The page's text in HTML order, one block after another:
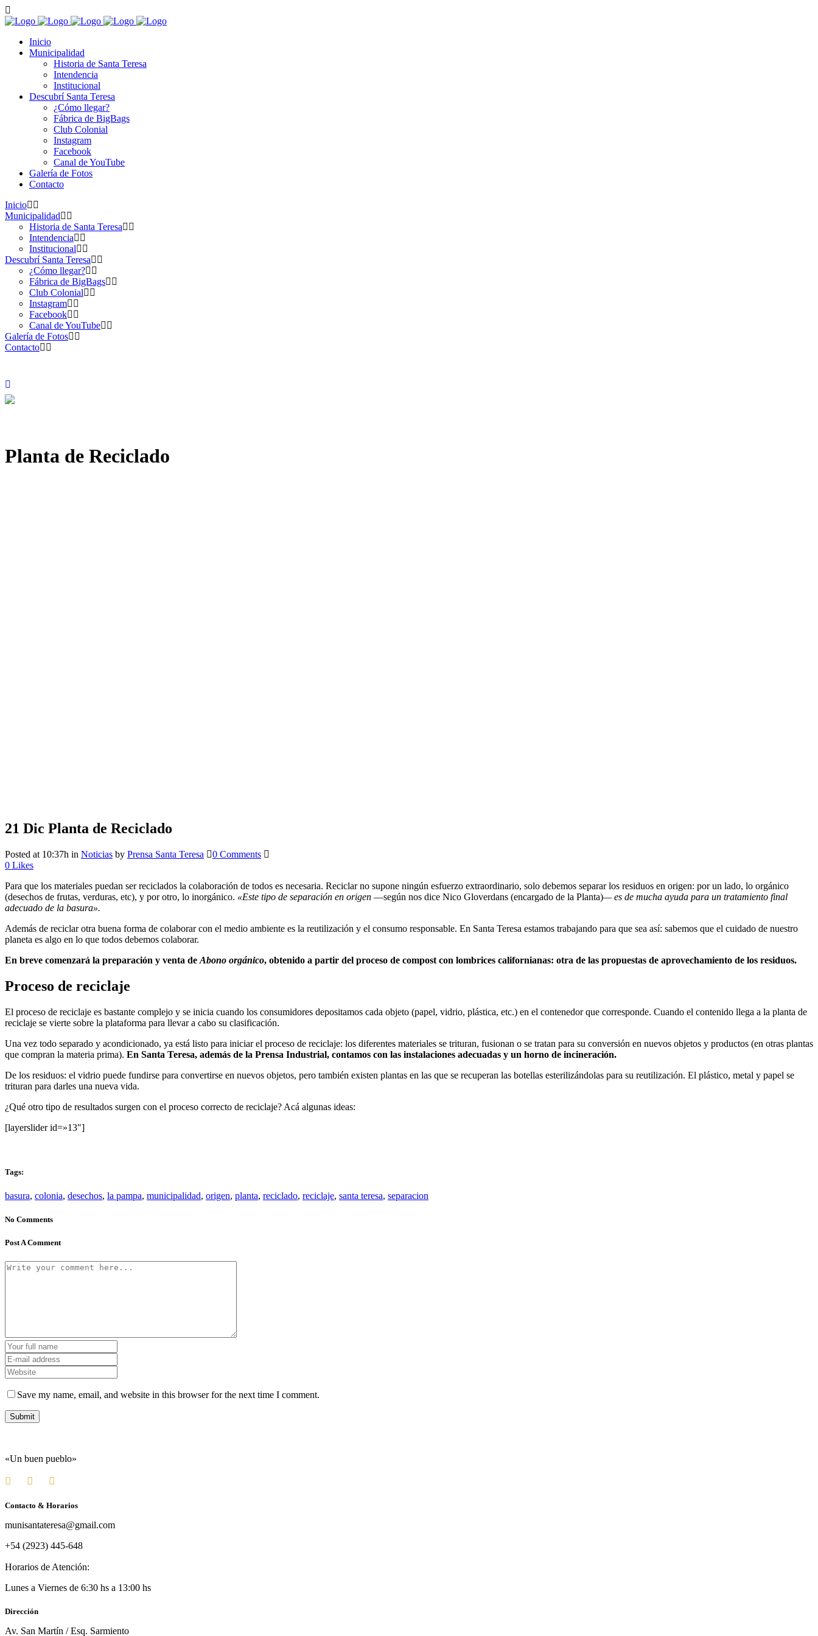
Inicio
Municipalidad
Historia de Santa Teresa
Intendencia
Institucional
Descubrí Santa Teresa
¿Cómo llegar?
Fábrica de BigBags
Club Colonial
Instagram
Facebook
Canal de YouTube
Galería de Fotos
Contacto
Inicio
Municipalidad
Historia de Santa Teresa
Intendencia
Institucional
Descubrí Santa Teresa
¿Cómo llegar?
Fábrica de BigBags
Club Colonial
Instagram
Facebook
Canal de YouTube
Galería de Fotos
Contacto
Planta de Reciclado
21 Dic Planta de Reciclado
Posted at 10:37h in Noticias by Prensa Santa Teresa
0 Comments
0 Likes
Para que los materiales puedan ser reciclados la colaboración de todos es necesaria. Reciclar no supone ningún esfuerzo extraordinario, solo debemos separar los residuos en origen: por un lado, lo orgánico
(desechos de frutas, verduras, etc), y por otro, lo inorgánico. «Este tipo de separación en origen —según nos dice Nico Gloverdans (encargado de la Planta)— es de mucha ayuda para un tratamiento final
adecuado de la basura».
Además de reciclar otra buena forma de colaborar con el medio ambiente es la reutilización y el consumo responsable. En Santa Teresa estamos trabajando para que sea así: sabemos que el cuidado de nuestro
planeta es algo en lo que todos debemos colaborar.
En breve comenzará la preparación y venta de Abono orgánico, obtenido a partir del proceso de compost con lombrices californianas: otra de las propuestas de aprovechamiento de los residuos.
Proceso de reciclaje
El proceso de reciclaje es bastante complejo y se inicia cuando los consumidores depositamos cada objeto (papel, vidrio, plástica, etc.) en el contenedor que corresponde. Cuando el contenido llega a la planta de
reciclaje se vierte sobre la plataforma para llevar a cabo su clasificación.
Una vez todo separado y acondicionado, ya está listo para iniciar el proceso de reciclaje: los diferentes materiales se trituran, fusionan o se tratan para su conversión en nuevos objetos y productos (en otras plantas
que compran la materia prima). En Santa Teresa, además de la Prensa Industrial, contamos con las instalaciones adecuadas y un horno de incineración.
De los residuos: el vidrio puede fundirse para convertirse en nuevos objetos, pero también existen plantas en las que se recuperan las botellas esterilizándolas para su reutilización. El plástico, metal y papel se
trituran para darles una nueva vida.
¿Qué otro tipo de resultados surgen con el proceso correcto de reciclaje? Acá algunas ideas:
[layerslider id=»13″]
Tags:
basura, colonia, desechos, la pampa, municipalidad, origen, planta, reciclado, reciclaje, santa teresa, separacion
No Comments
Post A Comment
Save my name, email, and website in this browser for the next time I comment.
«Un buen pueblo»
Contacto & Horarios
munisantateresa@gmail.com
+54 (2923) 445-648
Horarios de Atención:
Lunes a Viernes de 6:30 hs a 13:00 hs
Dirección
Av. San Martín / Esq. Sarmiento